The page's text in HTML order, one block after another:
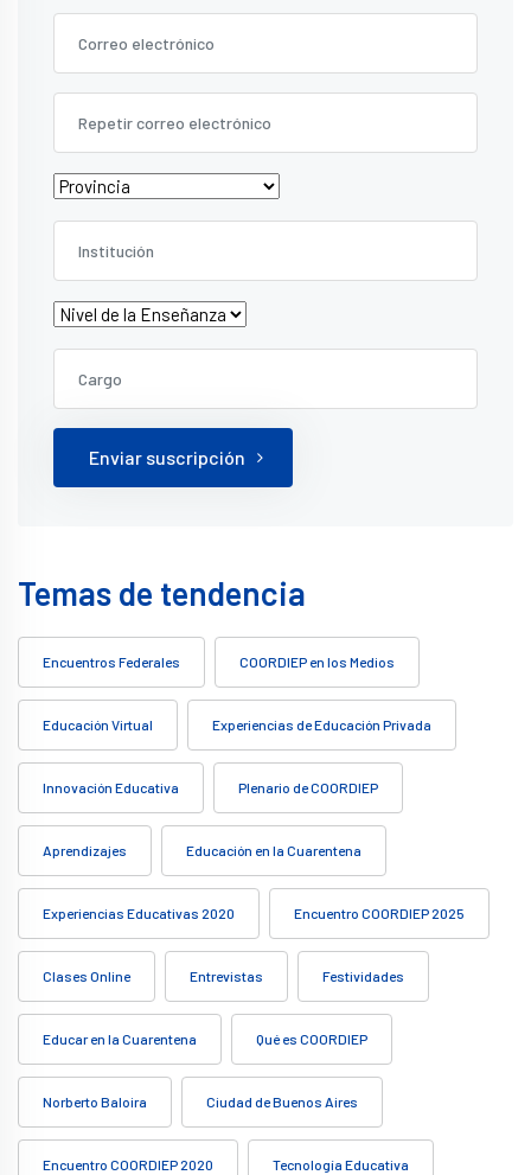
Enviar suscripción
Temas de tendencia
Encuentros Federales COORDIEP en los Medios
Educación Virtual Experiencias de Educación Privada
Innovación Educativa Plenario de COORDIEP
Aprendizajes Educación en la Cuarentena
Experiencias Educativas 2020 Encuentro COORDIEP 2025
Clases Online Entrevistas Festividades
Educar en la Cuarentena Qué es COORDIEP
Norberto Baloira Ciudad de Buenos Aires
Encuentro COORDIEP 2020 Tecnología Educativa